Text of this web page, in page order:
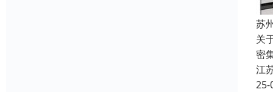
苏
关
密
江
25-